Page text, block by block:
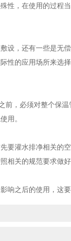
性，在使用的过程
设，还有一些是无
性的应用场所来选
，必须对整个保温
用。
要灌水排净相关的
相关的规范要求做好
响之后的使用，这要